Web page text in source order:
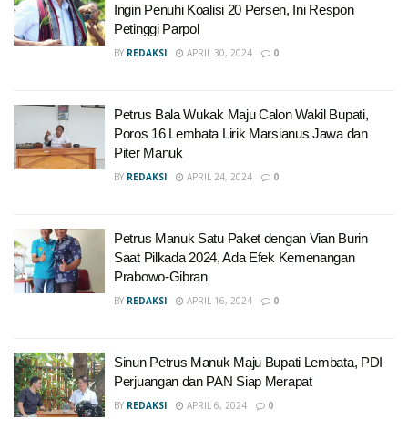
Ingin Penuhi Koalisi 20 Persen, Ini Respon
Petinggi Parpol
BY REDAKSI APRIL 30, 2024 0
Petrus Bala Wukak Maju Calon Wakil Bupati,
Poros 16 Lembata Lirik Marsianus Jawa dan
Piter Manuk
BY REDAKSI APRIL 24, 2024 0
Petrus Manuk Satu Paket dengan Vian Burin
Saat Pilkada 2024, Ada Efek Kemenangan
Prabowo-Gibran
BY REDAKSI APRIL 16, 2024 0
Sinun Petrus Manuk Maju Bupati Lembata, PDI
Perjuangan dan PAN Siap Merapat
BY REDAKSI APRIL 6, 2024 0